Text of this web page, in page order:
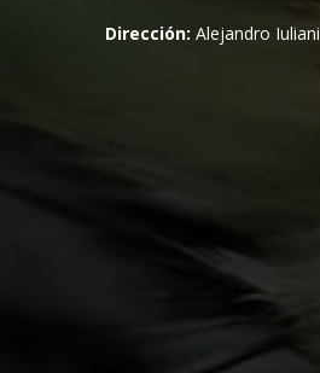
Dirección:Alejandro Iuliani